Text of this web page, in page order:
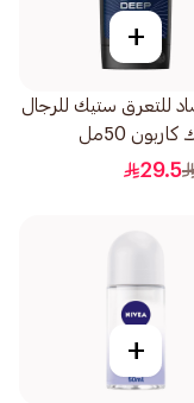
+
للتعرق ستيك للرجال
50مل
29.5
+